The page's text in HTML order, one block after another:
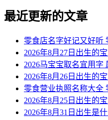
最近更新的文章
零食店名字好记又好听
2026年8月27日出生的
2026马宝宝取名宜用字
2026年8月26日出生的
零食营业执照名称大全
2026年8月25日出生的
2026年8月31日出生是